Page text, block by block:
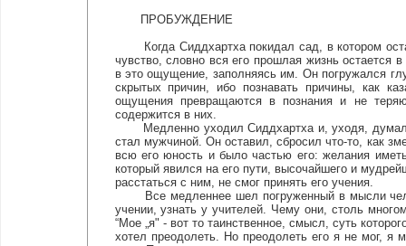
ПРОБУЖДЕНИЕ
Когда Сиддхартха покидал сад, в котором
чувство, словно вся его прошлая жизнь остается
в это ощущение, заполняясь им. Он погружался
скрытых причин, ибо познавать причины, как
ощущения превращаются в познания и не
содержится в них.
Медленно уходил Сиддхартха и, уходя,
стал мужчиной. Он оставил, сбросил что-то, как
всю его юность и было частью его: желания
который явился на его пути, высочайшего и
расстаться с ним, не смог принять его учения.
Все медленнее шел погруженный в мысли
учении, узнать у учителей. Чему они, столь
“Мое „я" - вот то таинственное, смысл, суть
хотел преодолеть. Но преодолеть его я не мог, я